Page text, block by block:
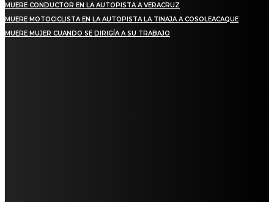
MUERE CONDUCTOR EN LA AUTOPISTA A VERACRUZ
MUERE MOTOCICLISTA EN LA AUTOPISTA LA TINAJA A COSOLEACAQUE
MUERE MUJER CUANDO SE DIRIGÍA A SU TRABAJO